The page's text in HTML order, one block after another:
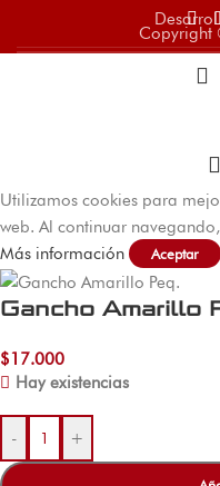
Copyright
Utilizamos cookies para
web. Al continuar
Más información
Aceptar
Gancho Amarillo
$17.000
Hay existencias
- +